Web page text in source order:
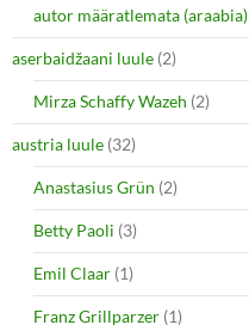
n
n
w
w
i
n
d
o
)
i
n
n
e
w
w
i
n
d
w
)
autor määratlemata (araabia)
aserbaidžaani luule (2)
Mirza Schaffy Wazeh (2)
austria luule (32)
Anastasius Grün (2)
Betty Paoli (3)
Emil Claar (1)
Franz Grillparzer (1)